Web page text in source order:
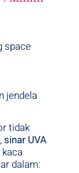
space
jendela
tidak
sinar UVA
dalam: